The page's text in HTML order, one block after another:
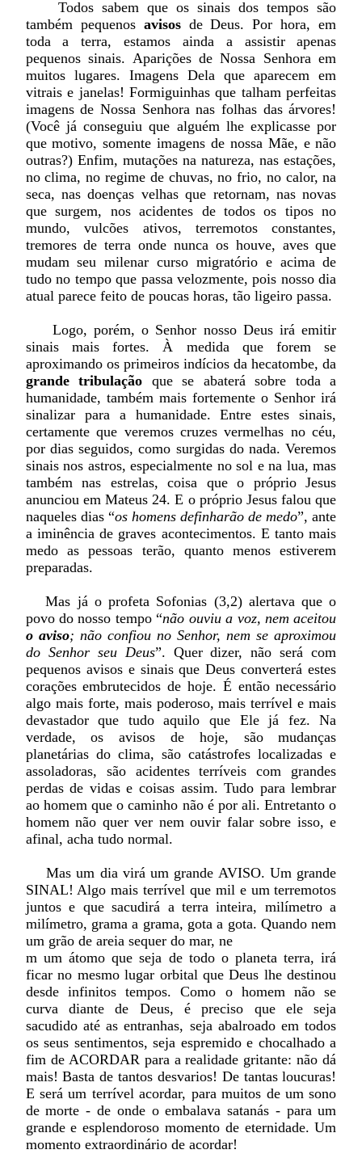
Todos sabem que os sinais dos tempos são
também pequenos avisosde Deus. Por hora, em
toda a terra, estamos ainda a assistir apenas
pequenos sinais. Aparições de Nossa Senhora em
muitos lugares. Imagens Dela que aparecem em
vitrais e janelas! Formiguinhas que talham perfeitas
imagens de Nossa Senhora nas folhas das árvores!
(Você já conseguiu que alguém lhe explicasse por
que motivo, somente imagens de nossa Mãe, e não
outras?) Enfim, mutações na natureza, nas estações,
no clima, no regime de chuvas, no frio, no calor, na
seca, nas doenças velhas que retornam, nas novas
que surgem, nos acidentes de todos os tipos no
mundo, vulcões ativos, terremotos constantes,
tremores de terra onde nunca os houve, aves que
mudam seu milenar curso migratório e acima de
tudo no tempo que passa velozmente, pois nosso dia
atual parece feito de poucas horas, tão ligeiro passa.
Logo, porém, o Senhor nosso Deus irá emitir
sinais mais fortes. À medida que forem se
aproximando os primeiros indícios da hecatombe, da
grande tribulação que se abaterá sobre toda a
humanidade, também mais fortemente o Senhor irá
sinalizar para a humanidade. Entre estes sinais,
certamente que veremos cruzes vermelhas no céu,
por dias seguidos, como surgidas do nada. Veremos
sinais nos astros, especialmente no sol e na lua, mas
também nas estrelas, coisa que o próprio Jesus
anunciou em Mateus 24. E o próprio Jesus falou que
naqueles dias “os homens definharão de medo”, ante
a iminência de graves acontecimentos. E tanto mais
medo as pessoas terão, quanto menos estiverem
preparadas.
Mas já o profeta Sofonias (3,2) alertava que o
povo do nosso tempo “não ouviu a voz, nem aceitou
o aviso; não confiou no Senhor, nem se aproximou
do Senhor seu Deus”. Quer dizer, não será com
pequenos avisos e sinais que Deus converterá estes
corações embrutecidos de hoje. É então necessário
algo mais forte, mais poderoso, mais terrível e mais
devastador que tudo aquilo que Ele já fez. Na
verdade, os avisos de hoje, são mudanças
planetárias do clima, são catástrofes localizadas e
assoladoras, são acidentes terríveis com grandes
perdas de vidas e coisas assim. Tudo para lembrar
ao homem que o caminho não é por ali. Entretanto o
homem não quer ver nem ouvir falar sobre isso, e
afinal, acha tudo normal.
Mas um dia virá um grande AVISO. Um grande
SINAL! Algo mais terrível que mil e um terremotos
juntos e que sacudirá a terra inteira, milímetro a
milímetro, grama a grama, gota a gota. Quando nem
um grão de areia sequer do mar, ne
m um átomo que seja de todo o planeta terra, irá
ficar no mesmo lugar orbital que Deus lhe destinou
desde infinitos tempos. Como o homem não se
curva diante de Deus, é preciso que ele seja
sacudido até as entranhas, seja abalroado em todos
os seus sentimentos, seja espremido e chocalhado a
fim de ACORDAR para a realidade gritante: não dá
mais! Basta de tantos desvarios! De tantas loucuras!
E será um terrível acordar, para muitos de um sono
de morte - de onde o embalava satanás - para um
grande e esplendoroso momento de eternidade. Um
momento extraordinário de acordar!